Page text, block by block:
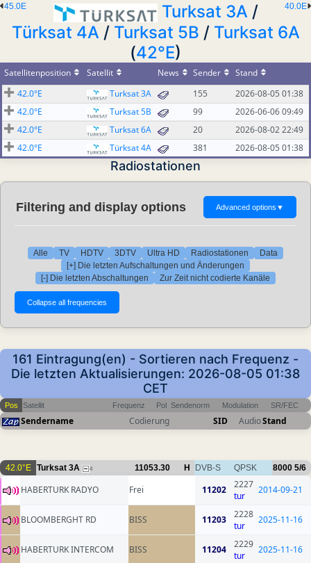
40.0E
45.0E Turksat 3A /
Türksat 4A / Turksat 5B / Turksat 6A
(42°E)
Satellitenposition Satellit News Sender
Stand
42.0°E
Turksat 3A 155
2026-08-05 01:38
42.0°E
Turksat 5B 99
2026-06-06 09:49
42.0°E
Turksat 6A 20
2026-08-02 22:49
42.0°E
Türksat 4A 381 2026-08-05 01:38
Radiostationen
Filtering and display options Advanced options ▼
Alle TV HDTV 3DTV Ultra HD Radiostationen
Data
[+] Die letzten Aufschaltungen und Änderungen
[-] Die letzten Abschaltungen
Zur Zeit nicht codierte Kanäle
161 Eintragung(en) - Sortieren nach Frequenz -
Die letzten Aktualisierungen: 2026-08-05 01:38
CET
Pos Satellit Frequenz Pol Sendenorm Modulation SR/FEC
Sendername Codierung SID AudioStand
42.0°E Turksat 3A 4 11053.30 H DVB-S QPSK 8000 5/6
HABERTURK RADYO Frei 11202
2227
tur
2014-09-21
BLOOMBERGHT RD BISS 11203
2228
tur
2025-11-16
HABERTURK INTERCOM BISS 11204
2229
tur
2025-11-16